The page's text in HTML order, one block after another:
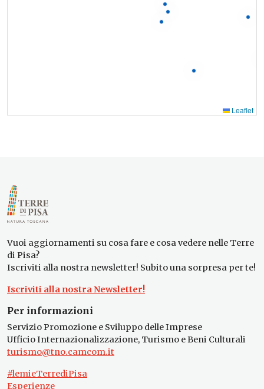
Leaflet
Vuoi aggiornamenti su cosa fare e cosa vedere nelle Terre
di Pisa?
Iscriviti alla nostra newsletter! Subito una sorpresa per te!
Iscriviti alla nostra Newsletter!
Per informazioni
Servizio Promozione e Sviluppo delle Imprese
Ufficio Internazionalizzazione, Turismo e Beni Culturali
turismo@tno.camcom.it
#lemieTerrediPisa
Esperienze